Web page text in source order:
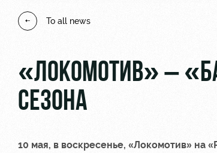
To all news
«ЛОКОМОТИВ» –
СЕЗОНА
10 мая, в воскресенье, «Локомотив» на